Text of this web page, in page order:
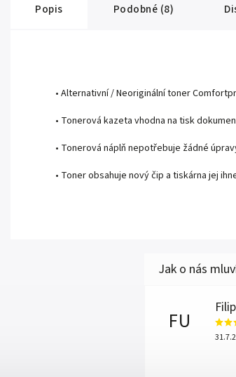
Popis Podobné (8)
• Alternativní / Neoriginální toner
• Tonerová kazeta vhodna na tisk
• Tonerová náplň nepotřebuje žádné
• Toner obsahuje nový čip a tiskárna jej
FU